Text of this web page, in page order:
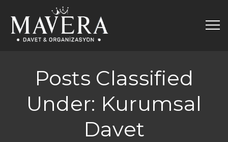
Posts Classified
Under: Kurumsal
Davet